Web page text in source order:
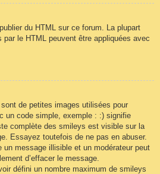
du HTML sur ce forum. La plupart
le HTML peuvent être appliquées avec
de petites images utilisées pour
un code simple, exemple : :) signifie
complète des smileys est visible sur la
Essayez toutefois de ne pas en abuser.
un message illisible et un modérateur peut
d’effacer le message.
défini un nombre maximum de smileys